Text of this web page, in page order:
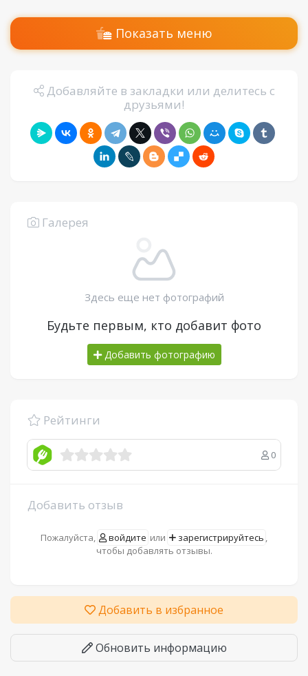
Показать меню
Добавляйте в закладки или делитесь с
друзьями!
Галерея
Здесь еще нет фотографий
Будьте первым, кто добавит фото
Добавить фотографию
Рейтинги
0
Добавить отзыв
Пожалуйста, войдите или зарегистрируйтесь ,
чтобы добавлять отзывы.
Добавить в избранное
Обновить информацию